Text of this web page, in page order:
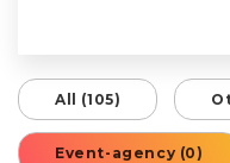
All (105)
Event-agency (0)